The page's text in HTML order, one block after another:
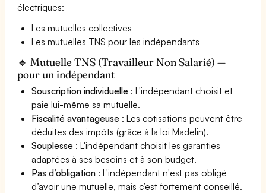
électriques:
Les mutuelles collectives
Les mutuelles TNS pour les indépendants
🔹 Mutuelle TNS (Travailleur Non Salarié) —
pour un indépendant
Souscription individuelle : L'indépendant choisit et
paie lui-même sa mutuelle.
Fiscalité avantageuse : Les cotisations peuvent être
déduites des impôts (grâce à la loi Madelin).
Souplesse : L'indépendant choisit les garanties
adaptées à ses besoins et à son budget.
Pas d’obligation : L'indépendant n'est pas obligé
d’avoir une mutuelle, mais c’est fortement conseillé.